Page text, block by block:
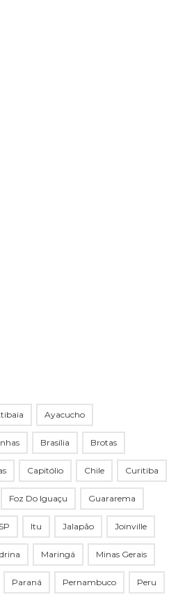
Ayacucho
Brasília Brotas
Capitólio Chile Curitiba
Foz Do Iguaçu Guararema
Itu Jalapão Joinville
Maringá Minas Gerais
Paraná Pernambuco Peru